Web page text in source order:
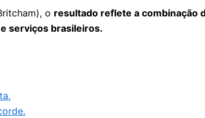
o resultado reflete a combinação
serviços brasileiros.